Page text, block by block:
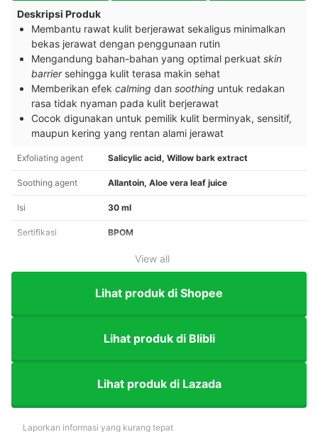
Deskripsi Produk
Membantu rawat kulit berjerawat sekaligus minimalkan
bekas jerawat dengan penggunaan rutin
Mengandung bahan-bahan yang optimal perkuat skin
barriersehingga kulit terasa makin sehat
Memberikan efek calming dan soothing untuk redakan
rasa tidak nyaman pada kulit berjerawat
Cocok digunakan untuk pemilik kulit berminyak, sensitif,
maupun kering yang rentan alami jerawat
Exfoliating agent Salicylic acid, Willow bark extract
Soothing agent Allantoin, Aloe vera leaf juice
Isi 30 ml
Sertifikasi BPOM
View all
Lihat produk di Shopee
Lihat produk di Blibli
Lihat produk di Lazada
Laporkan informasi yang kurang tepat